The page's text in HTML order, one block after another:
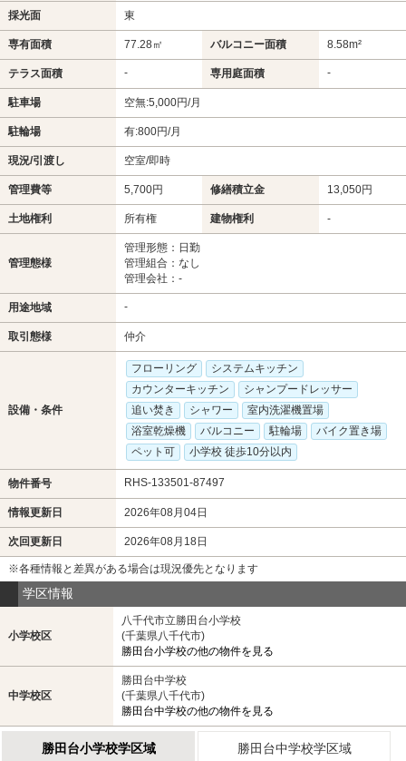
採光面 東
専有面積 77.28㎡ バルコニー面積 8.58m²
テラス面積 - 専用庭面積 -
駐車場 空無:5,000円/月
駐輪場 有:800円/月
現況/引渡し 空室/即時
管理費等 5,700円 修繕積立金 13,050円
土地権利 所有権 建物権利 -
管理態様
管理形態：日勤
管理組合：なし
管理会社：-
用途地域 -
取引態様 仲介
設備・条件
フローリング
システムキッチン
カウンターキッチン
シャンプードレッサー
追い焚き
シャワー
室内洗濯機置場
浴室乾燥機
バルコニー 駐輪場
バイク置き場
ペット可
小学校 徒歩10分以内
物件番号 RHS-133501-87497
情報更新日 2026年08月04日
次回更新日 2026年08月18日
※各種情報と差異がある場合は現況優先となります
学区情報
小学校区
八千代市立勝田台小学校
(千葉県八千代市)
勝田台小学校の他の物件を見る
中学校区
勝田台中学校
(千葉県八千代市)
勝田台中学校の他の物件を見る
勝田台小学校学区域 勝田台中学校学区域